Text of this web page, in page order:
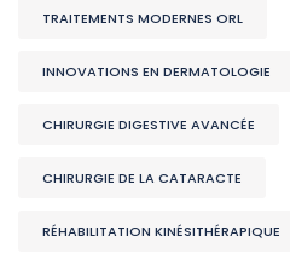
TRAITEMENTS MODERNES ORL
INNOVATIONS EN DERMATOLOGIE
CHIRURGIE DIGESTIVE AVANCÉE
CHIRURGIE DE LA CATARACTE
RÉHABILITATION KINÉSITHÉRAPIQUE